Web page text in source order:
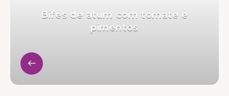
Bifes de atum com tomate e
pimentos